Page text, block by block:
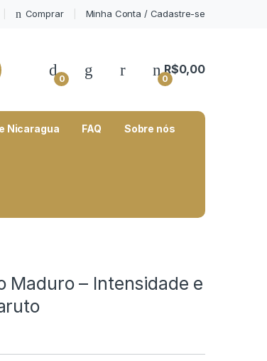
Comprar Minha Conta / Cadastre-se
0
My Account
0
R$0,00
Nicaragua FAQ Sobre nós
Maduro – Intensidade e